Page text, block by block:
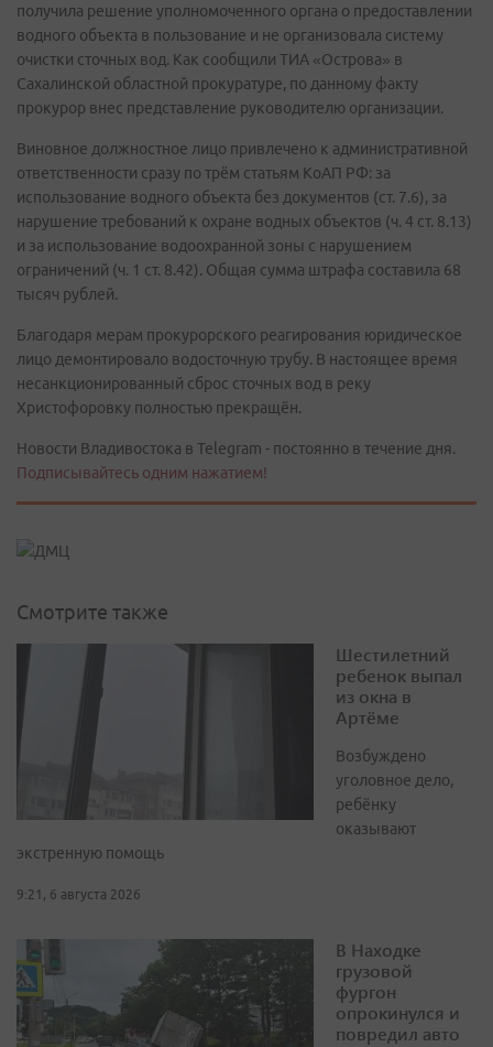
получила решение уполномоченного органа о предоставлении
водного объекта в пользование и не организовала систему
очистки сточных вод. Как сообщили ТИА «Острова» в
Сахалинской областной прокуратуре, по данному факту
прокурор внес представление руководителю организации.
Виновное должностное лицо привлечено к административной
ответственности сразу по трём статьям КоАП РФ: за
использование водного объекта без документов (ст. 7.6), за
нарушение требований к охране водных объектов (ч. 4 ст. 8.13)
и за использование водоохранной зоны с нарушением
ограничений (ч. 1 ст. 8.42). Общая сумма штрафа составила 68
тысяч рублей.
Благодаря мерам прокурорского реагирования юридическое
лицо демонтировало водосточную трубу. В настоящее время
несанкционированный сброс сточных вод в реку
Христофоровку полностью прекращён.
Новости Владивостока в Telegram - постоянно в течение дня.
Подписывайтесь одним нажатием!
Смотрите также
Шестилетний
ребенок выпал
из окна в
Артёме
Возбуждено
уголовное дело,
ребёнку
оказывают
экстренную помощь
9:21, 6 августа 2026
В Находке
грузовой
фургон
опрокинулся и
повредил авто